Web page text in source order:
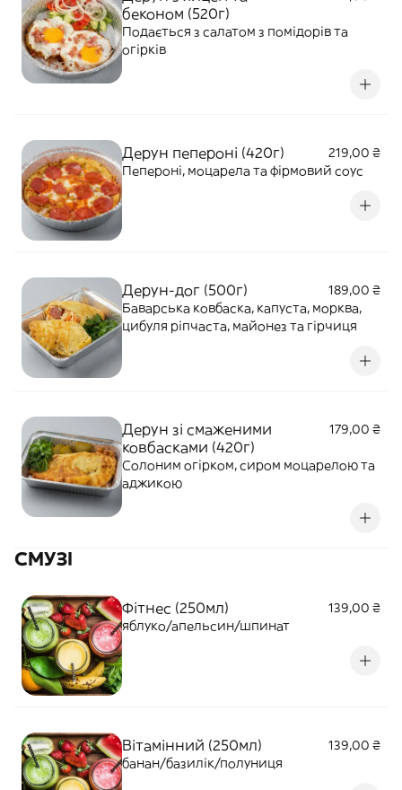
беконом (520г)
Подається з салатом з помідорів та
огірків
Дерун пепероні (420г)
219,00 ₴
Пепероні, моцарела та фірмовий соус
Дерун-дог (500г)
189,00 ₴
Баварська ковбаска, капуста, морква,
цибуля ріпчаста, майонез та гірчиця
Дерун зі смаженими
ковбасками (420г)
179,00 ₴
Солоним огірком, сиром моцарелою та
аджикою
СМУЗІ
Фітнес (250мл)
139,00 ₴
яблуко/апельсин/шпинат
Вітамінний (250мл)
139,00 ₴
банан/базилік/полуниця